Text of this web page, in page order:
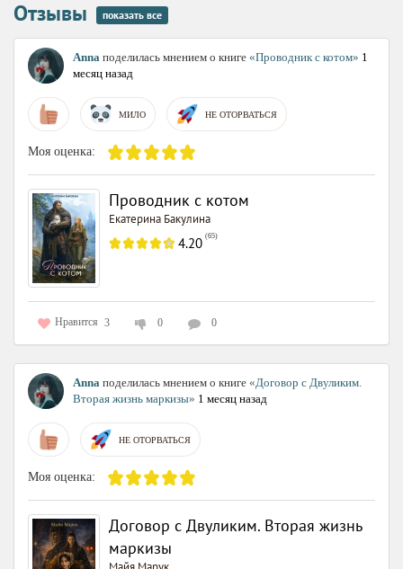
Отзывы показать все
Anna поделилась мнением о книге «Проводник с котом» 1
месяц назад
МИЛО НЕ ОТОРВАТЬСЯ
Моя оценка:
Проводник с котом
Екатерина Бакулина
4.20 (65)
Нравится 3 0 0
Anna поделилась мнением о книге «Договор с Двуликим.
Вторая жизнь маркизы» 1 месяц назад
НЕ ОТОРВАТЬСЯ
Моя оценка:
Договор с Двуликим. Вторая жизнь
маркизы